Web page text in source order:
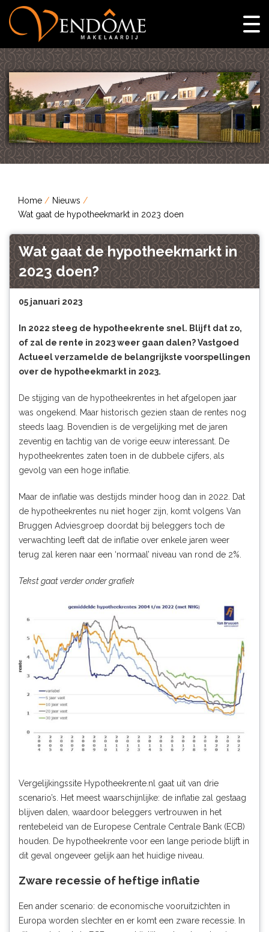
Home
Nieuws
Wat gaat de hypotheekmarkt in 2023 doen
Wat gaat de hypotheekmarkt in
2023 doen?
05 januari 2023
In 2022 steeg de hypotheekrente snel. Blijft dat zo,
of zal de rente in 2023 weer gaan dalen? Vastgoed
Actueel verzamelde de belangrijkste voorspellingen
over de hypotheekmarkt in 2023.
De stijging van de hypotheekrentes in het afgelopen jaar
was ongekend. Maar historisch gezien staan de rentes nog
steeds laag. Bovendien is de vergelijking met de jaren
zeventig en tachtig van de vorige eeuw interessant. De
hypotheekrentes zaten toen in de dubbele cijfers, als
gevolg van een hoge inflatie.
Maar de inflatie was destijds minder hoog dan in 2022. Dat
de hypotheekrentes nu niet hoger zijn, komt volgens Van
Bruggen Adviesgroep doordat bij beleggers toch de
verwachting leeft dat de inflatie over enkele jaren weer
terug zal keren naar een ‘normaal’ niveau van rond de 2%.
Tekst gaat verder onder grafiek
Vergelijkingssite Hypotheekrente.nl
gaat uit van drie
scenario’s. Het meest waarschijnlijke: de inflatie zal gestaag
blijven dalen, waardoor beleggers vertrouwen in het
rentebeleid van de Europese Centrale Centrale Bank (ECB)
houden. De hypotheekrente voor een lange periode blijft in
dit geval ongeveer gelijk aan het huidige niveau.
Zware recessie of heftige inflatie
Een ander scenario: de economische vooruitzichten in
Europa worden slechter en er komt een zware recessie. In